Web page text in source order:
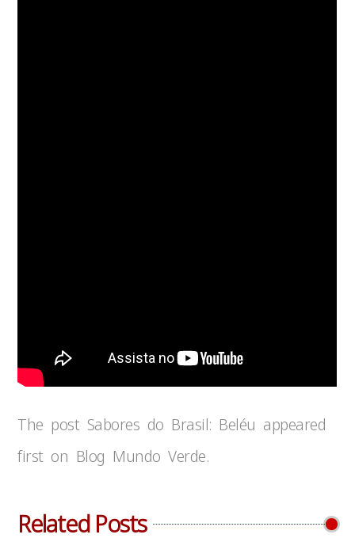
The post Sabores do Brasil: Beléu appeared
first on Blog Mundo Verde.
Related Posts